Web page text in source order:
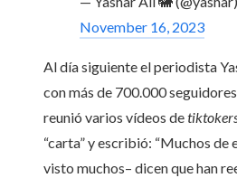
November 16, 2023
Al día siguiente el periodista
con más de 700.000
reunió varios vídeos de
“carta” y escribió: “Muchos de
visto muchos– dicen que han